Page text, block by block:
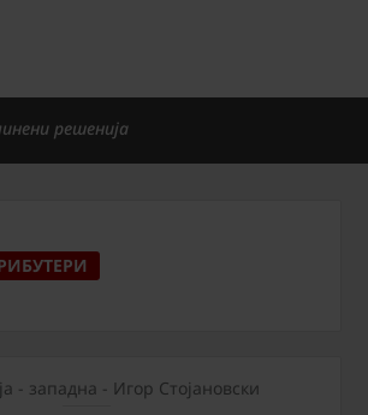
решенија
- западна - Игор Стојановски